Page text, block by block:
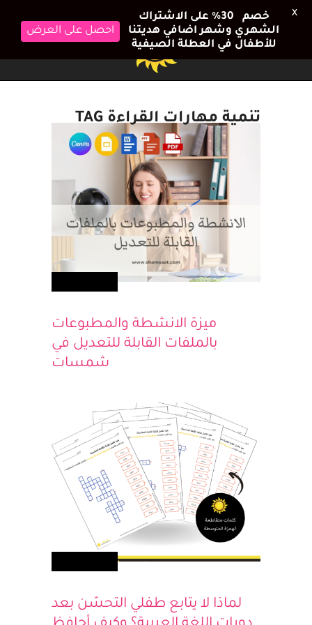
تنمية مهارات القراءة TAG
ميزة الانشطة والمطبوعات
بالملفات القابلة للتعديل في
شمسات
لماذا لا يتابع طفلي التحسّن بعد
خصم 30٪ على الاشتراك
الشهري وشهر اضافي هديتنا
للأطفال في العطلة الصيفية
احصل على العرض
X